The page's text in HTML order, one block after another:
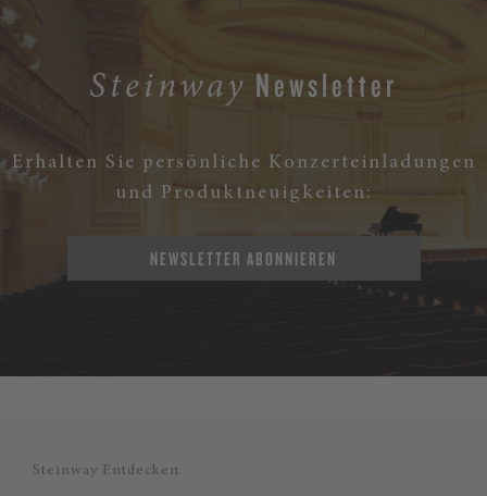
Steinway Newsletter
Erhalten Sie persönliche Konzerteinladungen
und Produktneuigkeiten:
NEWSLETTER ABONNIEREN
Steinway Entdecken